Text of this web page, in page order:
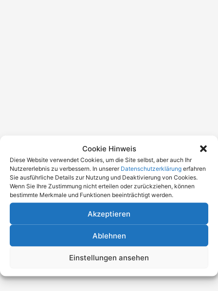
Cookie Hinweis
Diese Website verwendet Cookies, um die Site selbst, aber auch Ihr
Nutzererlebnis zu verbessern. In unserer Datenschutzerklärung erfahren
Sie ausführliche Details zur Nutzung und Deaktivierung von Cookies.
Wenn Sie Ihre Zustimmung nicht erteilen oder zurückziehen, können
bestimmte Merkmale und Funktionen beeinträchtigt werden.
Akzeptieren
Ablehnen
Einstellungen ansehen